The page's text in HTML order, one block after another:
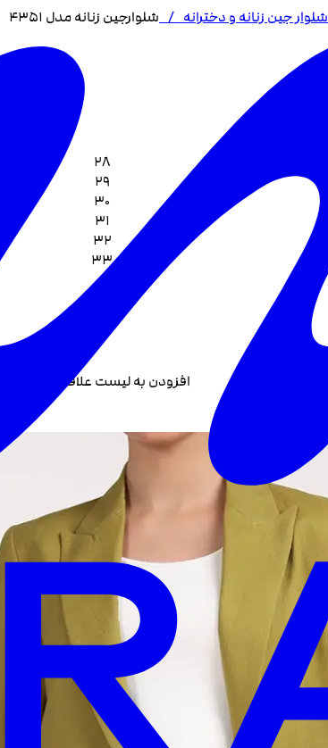
شلوار جین زنانه و دخترانه / شلوارجین زنانه مدل 4351
28
29
30
31
32
33
افزودن به لیست علاقه مندی +